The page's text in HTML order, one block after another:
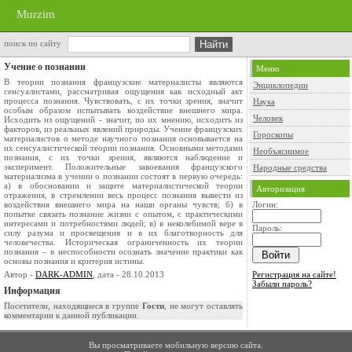
Murzim
поиск по сайту
Учение о познании
В теории познания французские материалисты являются
сенсуалистами, рассматривая ощущения как исходный акт
процесса познания. Чувствовать, с их точки зрения, значит
особым образом испытывать воздействие внешнего мира.
Исходить из ощущений - значит, по их мнению, исходить из
факторов, из реальных явлений природы. Учение французских
материалистов о методе научного познания основывается на
их сенсуалистической теории познания. Основными методами
познания, с их точки зрения, являются наблюдение и
эксперимент. Положительные завоевания французского
материализма в учении о познании состоят в первую очередь:
а) в обосновании и защите материалистической теории
отражения, в стремлении весь процесс познания вывести из
воздействия внешнего мира на наши органы чувств; б) в
попытке связать познание жизни с опытом, с практическими
интересами и потребностями людей; в) в неколебимой вере в
силу разума и просвещения и в их благотворность для
человечества. Историческая ограниченность их теории
познания – в неспособности осознать значение практики как
основы познания и критерия истины.
Автор - DARK-ADMIN , дата - 28.10.2013
Информация
Посетители, находящиеся в группе Гости, не могут оставлять
комментарии к данной публикации.
Меню
Энциклопедии
Наука
Человек
Гороскопы
Необъяснимое
Народные средства
Авторизация
Логин:
Пароль:
Регистрация на сайте!
Забыли пароль?
Вы просматриваете мобильную версию сайта.